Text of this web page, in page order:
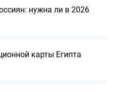
нужна ли в 2026
карты Египта